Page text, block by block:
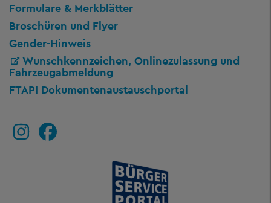
Formulare & Merkblätter
Broschüren und Flyer
Gender-Hinweis
Wunschkennzeichen, Onlinezulassung und
Fahrzeugabmeldung
FTAPI Dokumentenaustauschportal